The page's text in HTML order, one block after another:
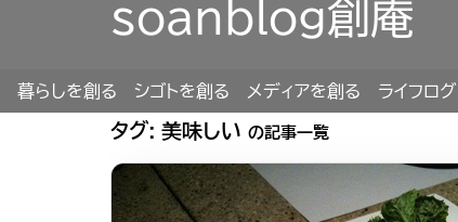
soanblog創庵
暮らしを創る シゴトを創る メディアを創る ライフログ
タグ: 美味しい の記事一覧